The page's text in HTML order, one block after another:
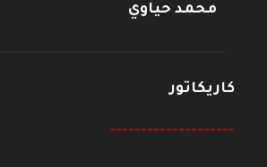
محمد حياوي
كاريكاتور
--------------------